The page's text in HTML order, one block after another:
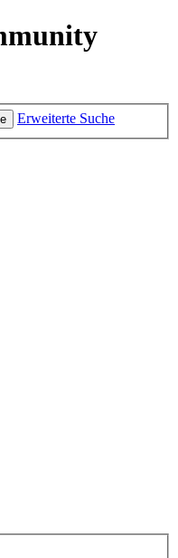
Erweiterte Suche